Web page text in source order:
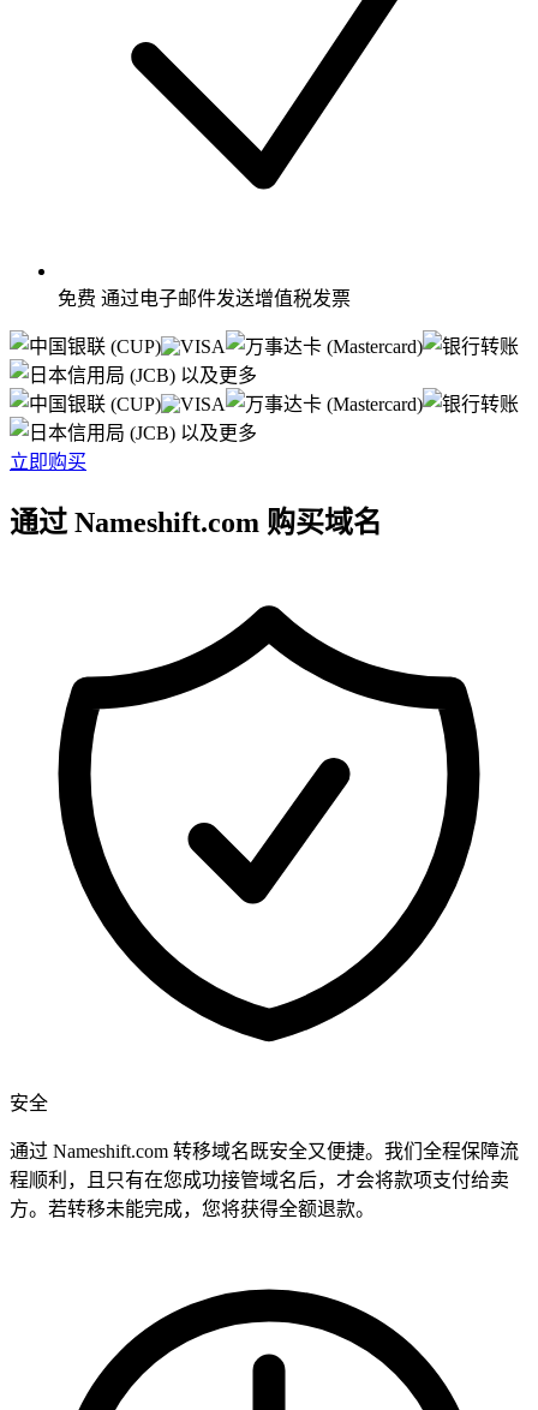
免费 通过电子邮件发送增值税发票
以及更多
以及更多
立即购买
通过 Nameshift.com 购买域名
安全
通过 Nameshift.com 转移域名既安全又便捷。我们全程保障流
程顺利，且只有在您成功接管域名后，才会将款项支付给卖
方。若转移未能完成，您将获得全额退款。